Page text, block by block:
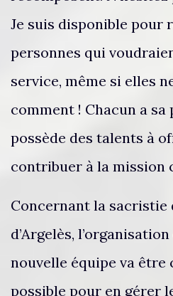
Je suis disponible pour
personnes qui
service, même si elles
comment ! Chacun a sa
possède des talents à
contribuer à la mission
Concernant la sacristie
d’Argelès,
nouvelle équipe va être
possible pour en gérer